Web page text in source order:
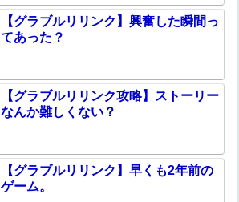
【グラブルリリンク】興奮した瞬間っ
てあった？
【グラブルリリンク攻略】ストーリー
なんか難しくない？
【グラブルリリンク】早くも2年前の
ゲーム。